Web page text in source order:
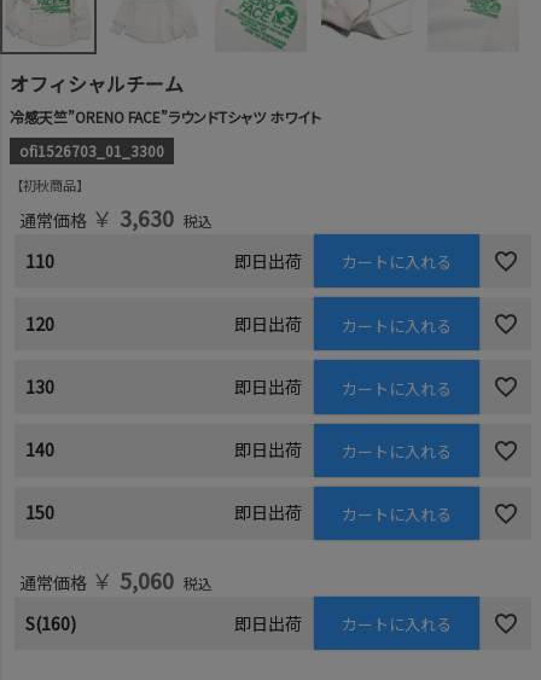
オフィシャルチーム
冷感天竺”ORENO FACE”ラウンドTシャツ ホワイト
ofi1526703_01_3300
初秋商品
通常価格 ￥ 3,630 税込
110 即日出荷 カートに入れる
120 即日出荷 カートに入れる
130 即日出荷 カートに入れる
140 即日出荷 カートに入れる
150 即日出荷 カートに入れる
通常価格 ￥ 5,060 税込
S(160) 即日出荷 カートに入れる